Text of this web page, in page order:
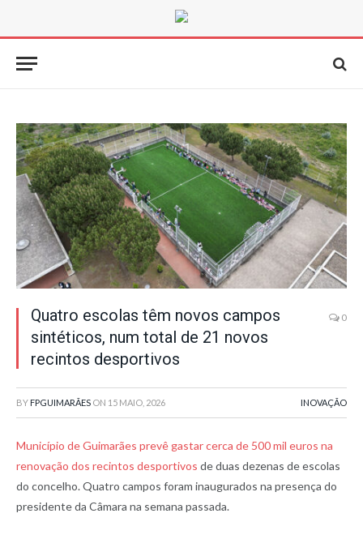
Quatro escolas têm novos campos
sintéticos, num total de 21 novos
recintos desportivos
0
BY FPGUIMARÃES ON 15 MAIO, 2026 INOVAÇÃO
Município de Guimarães prevê gastar cerca de 500 mil euros na
renovação dos recintos desportivos de duas dezenas de escolas
do concelho. Quatro campos foram inaugurados na presença do
presidente da Câmara na semana passada.